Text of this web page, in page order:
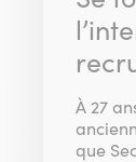
À 27
que